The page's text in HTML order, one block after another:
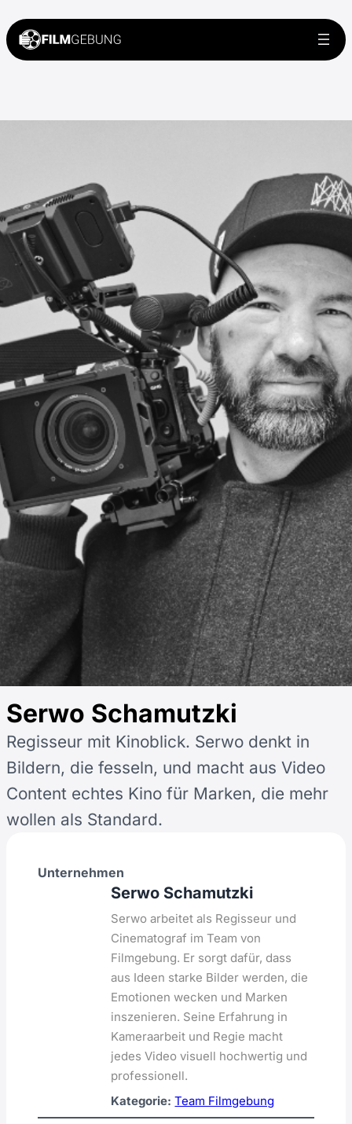
Serwo Schamutzki
Regisseur mit Kinoblick. Serwo denkt in
Bildern, die fesseln, und macht aus Video
Content echtes Kino für Marken, die mehr
wollen als Standard.
Unternehmen
Serwo Schamutzki
Serwo arbeitet als Regisseur und
Cinematograf im Team von
Filmgebung. Er sorgt dafür, dass
aus Ideen starke Bilder werden, die
Emotionen wecken und Marken
inszenieren. Seine Erfahrung in
Kameraarbeit und Regie macht
jedes Video visuell hochwertig und
professionell.
Kategorie: Team Filmgebung